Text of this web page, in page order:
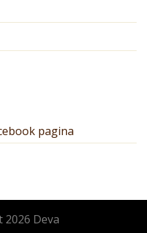
pagina
Deva